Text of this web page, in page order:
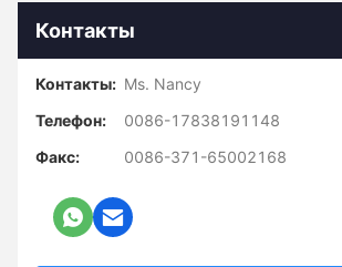
Контакты
Контакты: Ms. Nancy
Телефон:
0086-17838191148
Факс:
0086-371-65002168